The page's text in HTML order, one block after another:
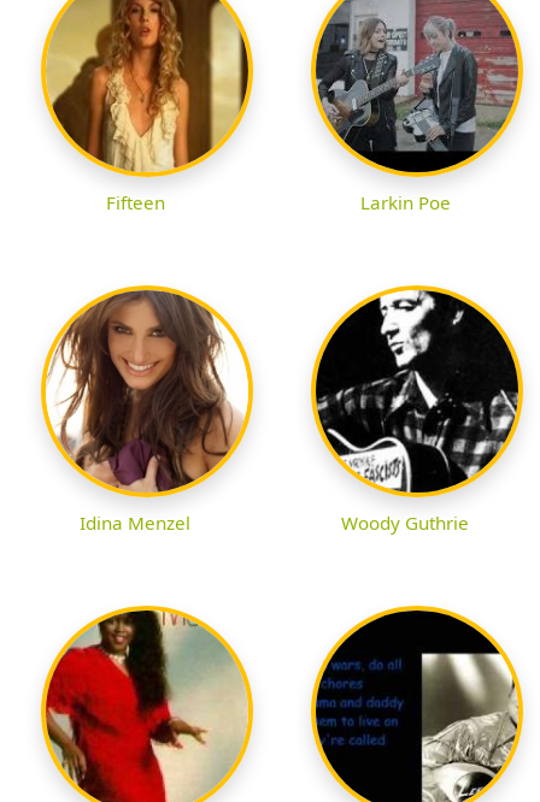
Fifteen Larkin Poe
Idina Menzel Woody Guthrie